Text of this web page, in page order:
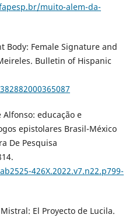
muito-alem-da-
Body: Female Signature and
Bulletin of Hispanic
Alfonso: educação e
epistolares Brasil-México
De Pesquisa
426X.2022.v7.n22.p799-
El Proyecto de Lucila.